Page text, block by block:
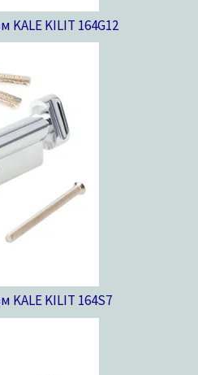
KILIT 164G12
KILIT 164S7